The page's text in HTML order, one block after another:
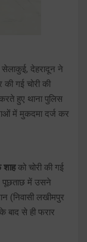
सेलाकुई, देहरादून ने
की गई चोरी की
हुए थाना पुलिस
में मुकदमा दर्ज कर
शाहको चोरी की गई
पूछताछ में उसने
(निवासी लखीमपुर
बाद से ही फरार